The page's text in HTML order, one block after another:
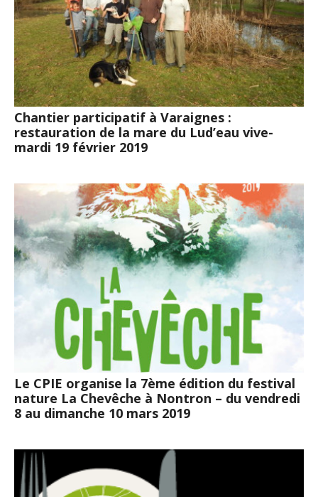
Chantier participatif à Varaignes :
restauration de la mare du Lud’eau vive-
mardi 19 février 2019
Le CPIE organise la 7ème édition du festival
nature La Chevêche à Nontron – du vendredi
8 au dimanche 10 mars 2019